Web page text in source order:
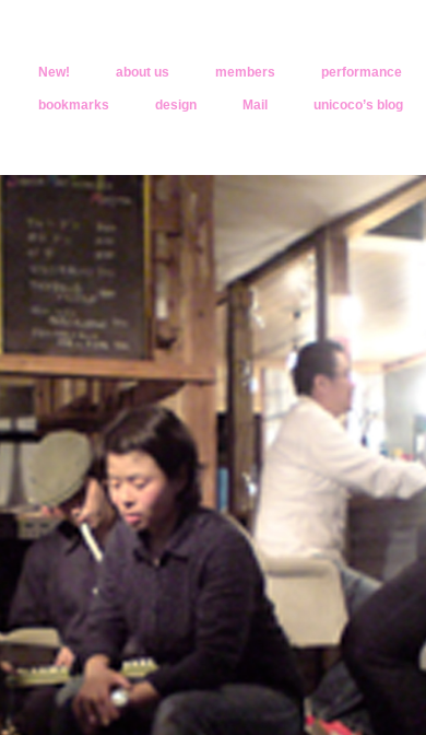
New! about us members performance
bookmarks design Mail unicoco’s blog